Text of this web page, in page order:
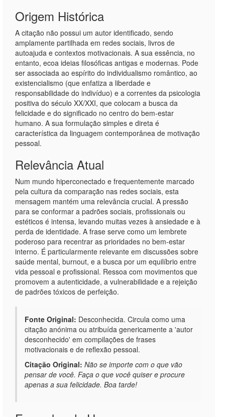
Origem Histórica
A citação não possui um autor identificado, sendo
amplamente partilhada em redes sociais, livros de
autoajuda e contextos motivacionais. A sua essência, no
entanto, ecoa ideias filosóficas antigas e modernas. Pode
ser associada ao espírito do individualismo romântico, ao
existencialismo (que enfatiza a liberdade e
responsabilidade do indivíduo) e a correntes da psicologia
positiva do século XX/XXI, que colocam a busca da
felicidade e do significado no centro do bem-estar
humano. A sua formulação simples e direta é
característica da linguagem contemporânea de motivação
pessoal.
Relevância Atual
Num mundo hiperconectado e frequentemente marcado
pela cultura da comparação nas redes sociais, esta
mensagem mantém uma relevância crucial. A pressão
para se conformar a padrões sociais, profissionais ou
estéticos é intensa, levando muitas vezes à ansiedade e à
perda de identidade. A frase serve como um lembrete
poderoso para recentrar as prioridades no bem-estar
interno. É particularmente relevante em discussões sobre
saúde mental, burnout, e a busca por um equilíbrio entre
vida pessoal e profissional. Ressoa com movimentos que
promovem a autenticidade, a vulnerabilidade e a rejeição
de padrões tóxicos de perfeição.
Fonte Original: Desconhecida. Circula como uma
citação anónima ou atribuída genericamente a 'autor
desconhecido' em compilações de frases
motivacionais e de reflexão pessoal.
Citação Original: Não se importe com o que vão
pensar de você. Faça o que você quiser e procure
apenas a sua felicidade. Boa tarde!